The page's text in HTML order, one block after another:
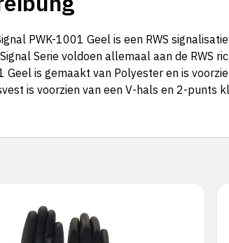
PWK-1001 Geel is een RWS
Serie voldoen allemaal aan de RWS
Geel is gemaakt van Polyester en is
is voorzien van een V-hals en 2-punts